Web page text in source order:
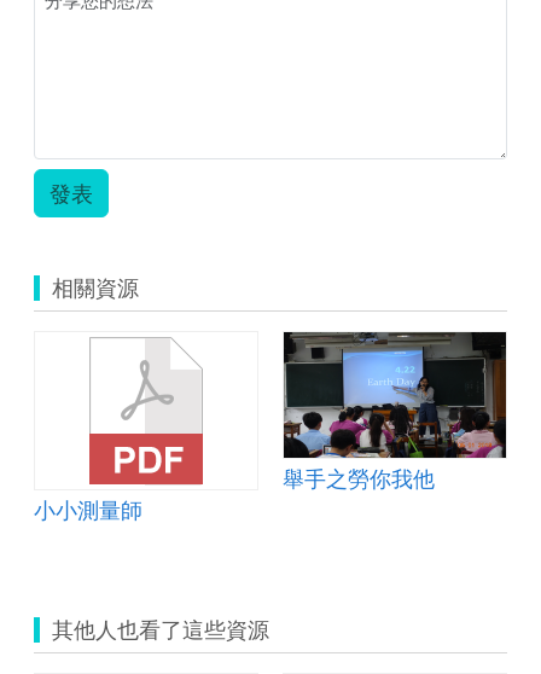
發表
相關資源
小小測量師
舉手之勞你我他
其他人也看了這些資源